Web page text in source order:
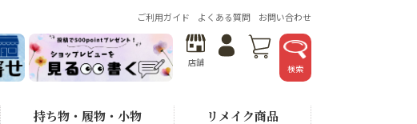
ご利用ガイド よくある質問 お問い合わせ
店舗
検索
持ち物・履物・小物 リメイク商品